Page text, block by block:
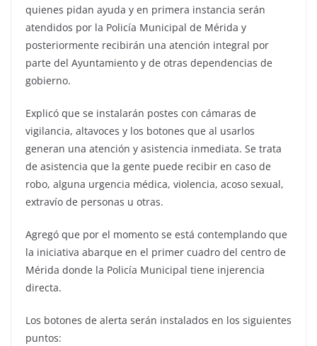
quienes pidan ayuda y en primera instancia serán
atendidos por la Policía Municipal de Mérida y
posteriormente recibirán una atención integral por
parte del Ayuntamiento y de otras dependencias de
gobierno.
Explicó que se instalarán postes con cámaras de
vigilancia, altavoces y los botones que al usarlos
generan una atención y asistencia inmediata. Se trata
de asistencia que la gente puede recibir en caso de
robo, alguna urgencia médica, violencia, acoso sexual,
extravío de personas u otras.
Agregó que por el momento se está contemplando que
la iniciativa abarque en el primer cuadro del centro de
Mérida donde la Policía Municipal tiene injerencia
directa.
Los botones de alerta serán instalados en los siguientes
puntos: